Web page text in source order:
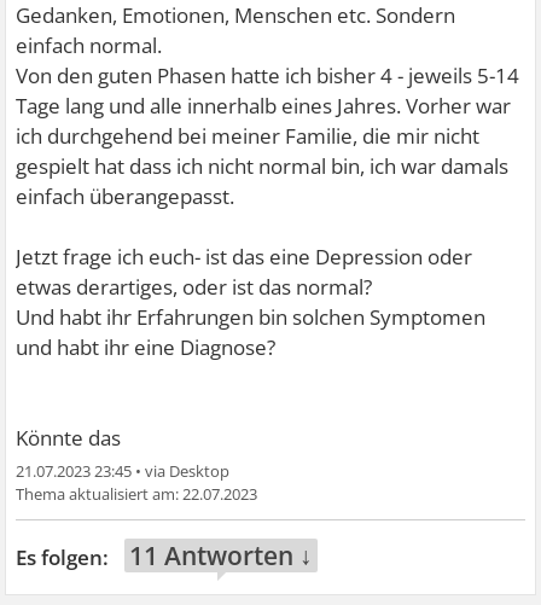
Gedanken, Emotionen, Menschen etc. Sondern
einfach normal.
Von den guten Phasen hatte ich bisher 4 - jeweils 5-14
Tage lang und alle innerhalb eines Jahres. Vorher war
ich durchgehend bei meiner Familie, die mir nicht
gespielt hat dass ich nicht normal bin, ich war damals
einfach überangepasst.
Jetzt frage ich euch- ist das eine Depression oder
etwas derartiges, oder ist das normal?
Und habt ihr Erfahrungen bin solchen Symptomen
und habt ihr eine Diagnose?
Könnte das
21.07.2023 23:45 •
22.07.2023
11 Antworten ↓